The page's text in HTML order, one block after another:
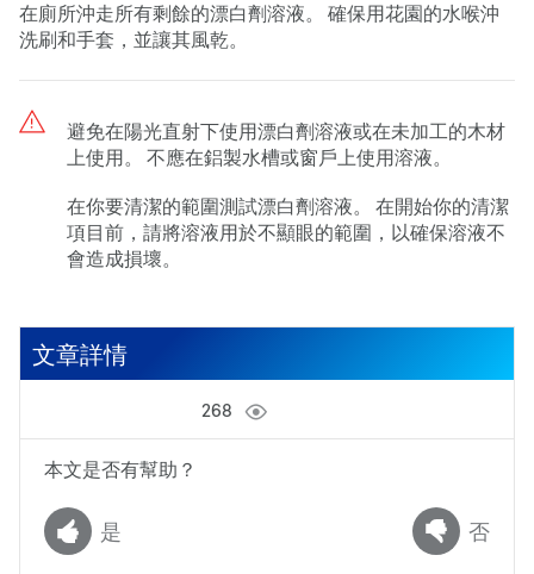
在廁所沖走所有剩餘的漂白劑溶液。 確保用花園的水喉沖
洗刷和手套，並讓其風乾。
避免在陽光直射下使用漂白劑溶液或在未加工的木材
上使用。 不應在鋁製水槽或窗戶上使用溶液。
在你要清潔的範圍測試漂白劑溶液。 在開始你的清潔
項目前，請將溶液用於不顯眼的範圍，以確保溶液不
會造成損壞。
文章詳情
268
本文是否有幫助？
是 否